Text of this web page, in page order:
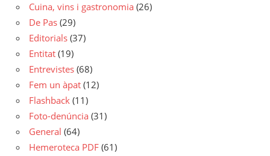
Cuina, vins i gastronomia (26)
De Pas (29)
Editorials (37)
Entitat (19)
Entrevistes (68)
Fem un àpat (12)
Flashback (11)
Foto-denúncia (31)
General (64)
Hemeroteca PDF (61)